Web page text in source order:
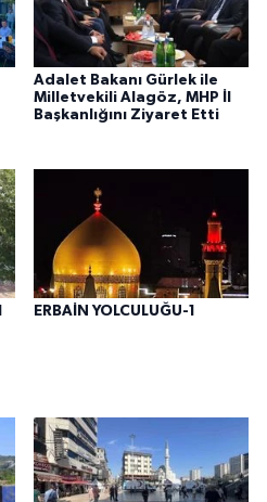
Adalet Bakanı Gürlek ile
Milletvekili Alagöz, MHP İl
Başkanlığını Ziyaret Etti
ERBAİN YOLCULUĞU-1